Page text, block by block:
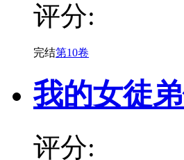
评分:
完结第10卷
我的女徒
评分: